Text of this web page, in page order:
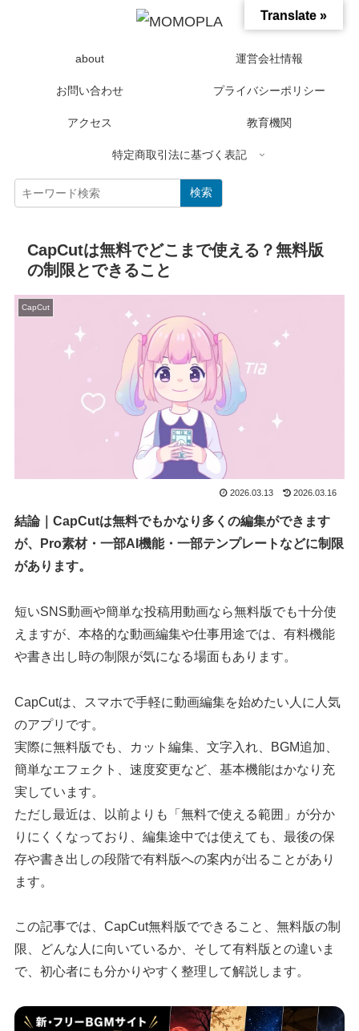
about 運営会社情報
お問い合わせ プライバシーポリシー
アクセス 教育機関
特定商取引法に基づく表記
検索
CapCutは無料でどこまで使える？無料版
の制限とできること
CapCut
2026.03.13 2026.03.16
結論｜CapCutは無料でもかなり多くの編集ができます
が、Pro素材・一部AI機能・一部テンプレートなどに制限
があります。
短いSNS動画や簡単な投稿用動画なら無料版でも十分使
えますが、本格的な動画編集や仕事用途では、有料機能
や書き出し時の制限が気になる場面もあります。
CapCutは、スマホで手軽に動画編集を始めたい人に人気
のアプリです。
実際に無料版でも、カット編集、文字入れ、BGM追加、
簡単なエフェクト、速度変更など、基本機能はかなり充
実しています。
ただし最近は、以前よりも「無料で使える範囲」が分か
りにくくなっており、編集途中では使えても、最後の保
存や書き出しの段階で有料版への案内が出ることがあり
ます。
この記事では、CapCut無料版でできること、無料版の制
限、どんな人に向いているか、そして有料版との違いま
で、初心者にも分かりやすく整理して解説します。
Translate »